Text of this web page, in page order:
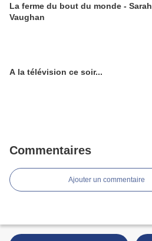
La ferme du bout du monde - Sarah
Vaughan
A la télévision ce soir...
Commentaires
Ajouter un commentaire